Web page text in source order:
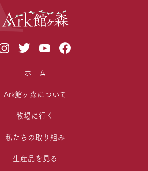
ホーム
Ark館ヶ森について
牧場に行く
私たちの取り組み
生産品を見る